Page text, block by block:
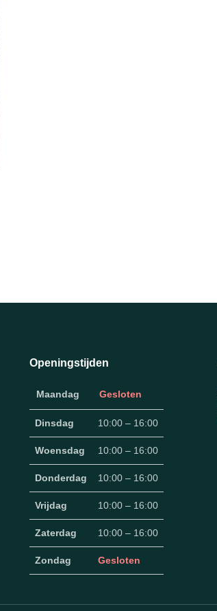
Openingstijden
Maandag Gesloten
Dinsdag 10:00 – 16:00
Woensdag 10:00 – 16:00
Donderdag 10:00 – 16:00
Vrijdag 10:00 – 16:00
Zaterdag 10:00 – 16:00
Zondag Gesloten